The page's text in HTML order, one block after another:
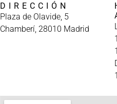
DIRECCIÓN
Plaza de Olavide, 5
Chamberí, 28010 Madrid